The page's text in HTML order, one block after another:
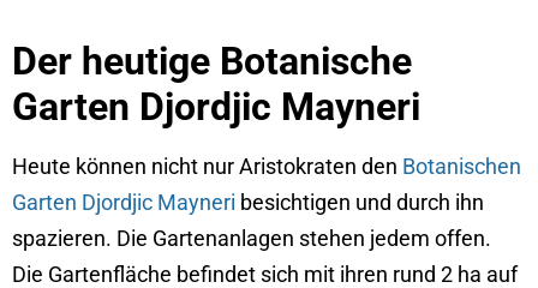
Der heutige Botanische
Garten Djordjic Mayneri
Heute können nicht nur Aristokraten den Botanischen
Garten Djordjic Mayneri besichtigen und durch ihn
spazieren. Die Gartenanlagen stehen jedem offen.
Die Gartenfläche befindet sich mit ihren rund 2 ha auf